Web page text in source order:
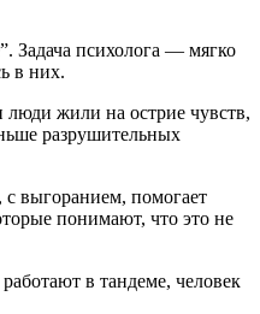
Задача психолога — мягко
в них.
жили на острие чувств,
разрушительных
с выгоранием, помогает
понимают, что это не
в тандеме, человек